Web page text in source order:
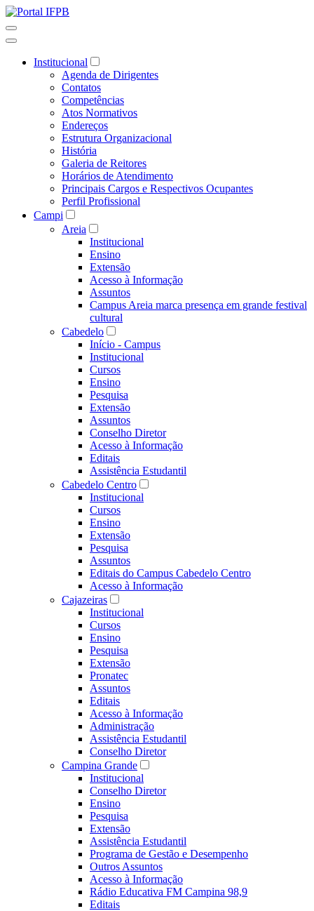
Institucional
Agenda de Dirigentes
Contatos
Competências
Atos Normativos
Endereços
Estrutura Organizacional
História
Galeria de Reitores
Horários de Atendimento
Principais Cargos e Respectivos Ocupantes
Perfil Profissional
Campi
Areia
Institucional
Ensino
Extensão
Acesso à Informação
Assuntos
Campus Areia marca presença em grande festival
cultural
Cabedelo
Início - Campus
Institucional
Cursos
Ensino
Pesquisa
Extensão
Assuntos
Conselho Diretor
Acesso à Informação
Editais
Assistência Estudantil
Cabedelo Centro
Institucional
Cursos
Ensino
Extensão
Pesquisa
Assuntos
Editais do Campus Cabedelo Centro
Acesso à Informação
Cajazeiras
Institucional
Cursos
Ensino
Pesquisa
Extensão
Pronatec
Assuntos
Editais
Acesso à Informação
Administração
Assistência Estudantil
Conselho Diretor
Campina Grande
Institucional
Conselho Diretor
Ensino
Pesquisa
Extensão
Assistência Estudantil
Programa de Gestão e Desempenho
Outros Assuntos
Acesso à Informação
Rádio Educativa FM Campina 98,9
Editais